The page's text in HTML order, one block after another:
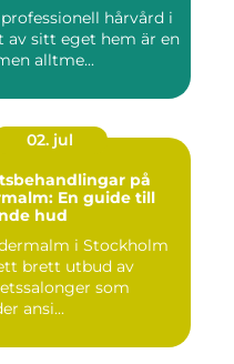
hårvård i
av sitt eget hem är en
alltme...
02. jul
på
En guide till
hud
i Stockholm
brett utbud av
som
ansi...